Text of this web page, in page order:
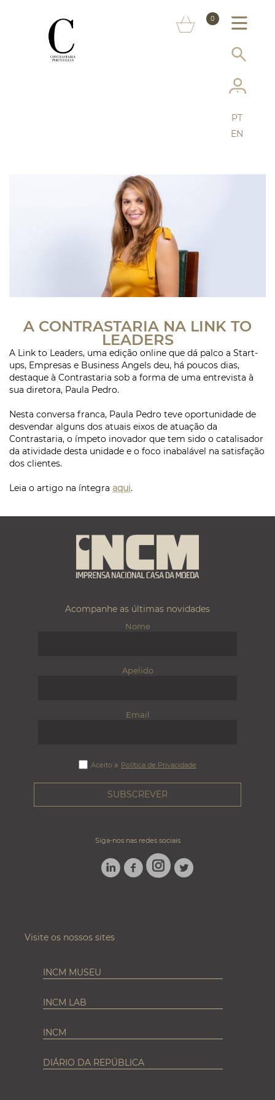
0
SERVIÇOS
MAIS CONTRASTARIA
PT
EN
A CONTRASTARIA NA LINK TO
LEADERS
A Link to Leaders, uma edição online que dá palco a Start-
ups, Empresas e Business Angels deu, há poucos dias,
destaque à Contrastaria sob a forma de uma entrevista à
sua diretora, Paula Pedro.
Nesta conversa franca, Paula Pedro teve oportunidade de
desvendar alguns dos atuais eixos de atuação da
Contrastaria, o ímpeto inovador que tem sido o catalisador
da atividade desta unidade e o foco inabalável na satisfação
dos clientes.
Leia o artigo na íntegra aqui.
Acompanhe as últimas novidades
Nome
Apelido
Email
Aceito a Política de Privacidade
Siga-nos nas redes sociais
LINKEDINFACEBOOK
INSTAGRAM
TWITTER
Visite os nossos sites
INCM MUSEU
INCM LAB
INCM
DIÁRIO DA REPÚBLICA